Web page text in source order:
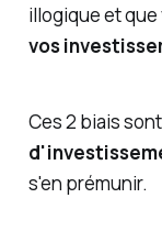
illogique et
vos
Ces 2 biais
s'en prémunir.